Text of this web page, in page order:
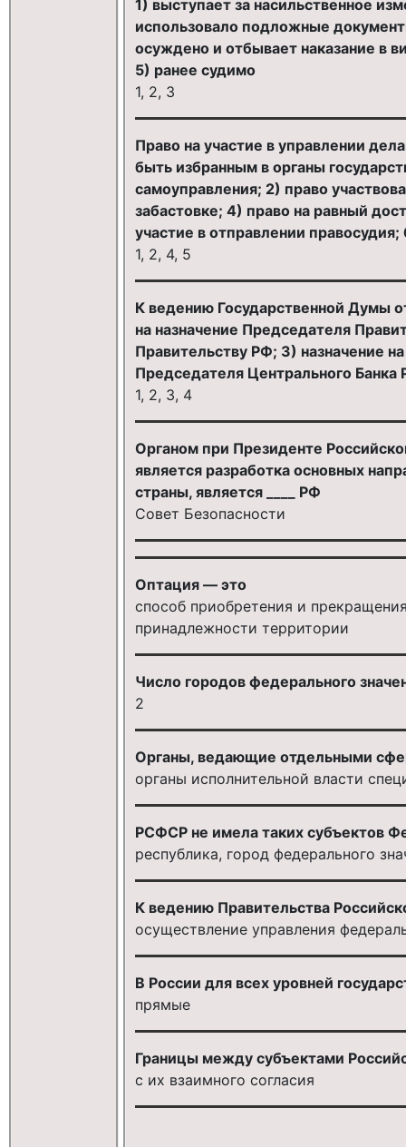
1) выступает за насильственное
использовало подложные
осуждено и отбывает наказание в
5) ранее судимо
1, 2, 3
Право на участие в управлении
быть избранным в органы
самоуправления; 2) право
забастовке; 4) право на равный
участие в отправлении
1, 2, 4, 5
К ведению Государственной Думы
на назначение Председателя
Правительству РФ; 3) назначение
Председателя Центрального
1, 2, 3, 4
Органом при Президенте
является разработка основных
страны, является ____ РФ
Совет Безопасности
Оптация — это
способ приобретения и
принадлежности территории
Число городов федерального
2
Органы, ведающие отдельными
органы исполнительной власти
РСФСР не имела таких субъектов
республика, город федерального
К ведению Правительства
осуществление управления
В России для всех уровней
прямые
Границы между субъектами
с их взаимного согласия